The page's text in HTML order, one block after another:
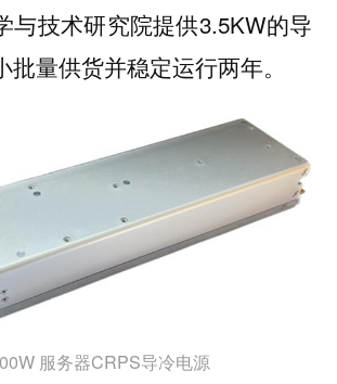
与技术研究院提供3.5KW的导
批量供货并稳定运行两年。
服务器CRPS导冷电源